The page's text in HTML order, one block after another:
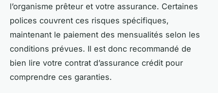
l’organisme prêteur et votre assurance. Certaines
polices couvrent ces risques spécifiques,
maintenant le paiement des mensualités selon les
conditions prévues. Il est donc recommandé de
bien lire votre contrat d’assurance crédit pour
comprendre ces garanties.